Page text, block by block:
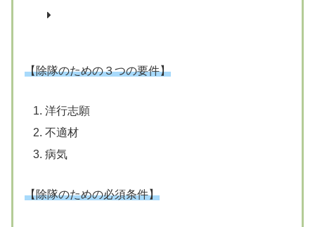
【除隊のための３つの要件】
洋行志願
不適材
病気
【除隊のための必須条件】